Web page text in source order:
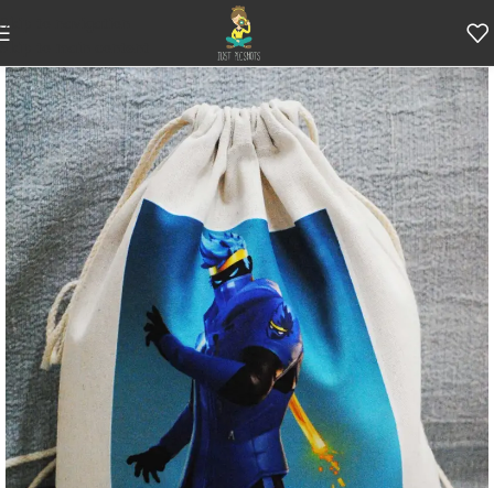
Skip to navigation
Skip to main content